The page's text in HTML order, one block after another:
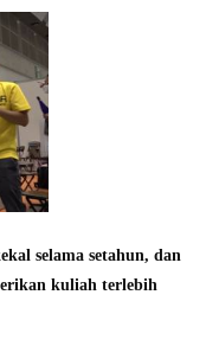
selama setahun, dan
kuliah terlebih